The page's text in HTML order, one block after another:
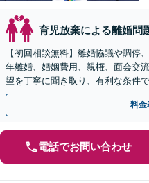
育児放棄による離婚問
【初回相談無料】離婚協議や調停
年離婚、婚姻費用、親権、面会交
望を丁寧に聞き取り、有利な条件
力添えいたします【完全個室で対
料金
電話でお問い合わせ